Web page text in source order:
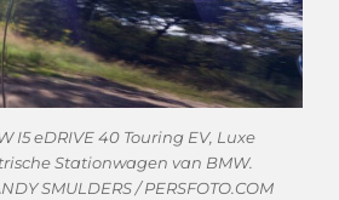
I5 eDRIVE 40 Touring EV, Luxe
Stationwagen van BMW.
SMULDERS / PERSFOTO.COM